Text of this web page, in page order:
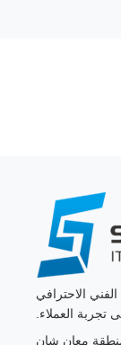
الفني الاحترافي
تجربة العملاء.
أ، الطابق الثاني، بلوك 2.، منطقة معان شان